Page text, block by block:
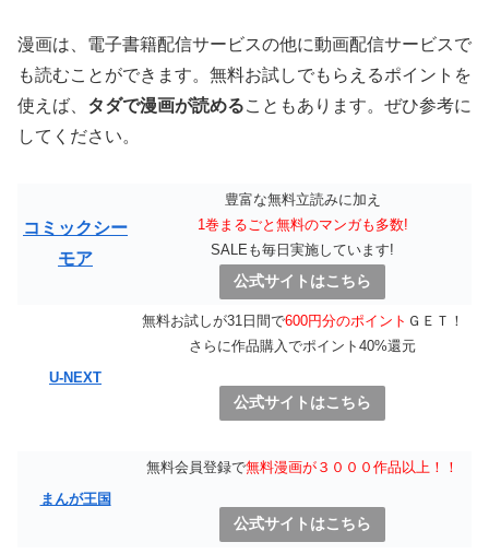
漫画は、電子書籍配信サービスの他に動画配信サービスで
も読むことができます。無料お試しでもらえるポイントを
使えば、 タダで漫画が読めることもあります。ぜひ参考に
してください。
コミックシー
モア
豊富な無料立読みに加え
1巻まるごと無料のマンガも多数!
SALEも毎日実施しています!
公式サイトはこちら
U-NEXT
無料お試しが31日間で600円分のポイント ＧＥＴ！
さらに作品購入でポイント40%還元
公式サイトはこちら
まんが王国
無料会員登録で無料漫画が３０００作品以上！！
公式サイトはこちら